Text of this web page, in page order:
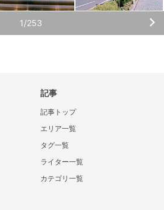
1/253
記事
記事トップ
エリア一覧
タグ一覧
ライター一覧
カテゴリ一覧